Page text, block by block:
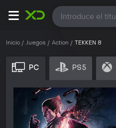
Todas
Inicio Juegos Action TEKKEN 8
PC PS5